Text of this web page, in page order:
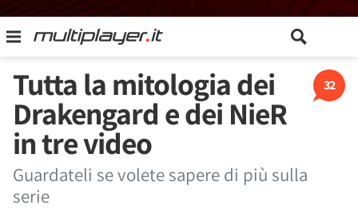
32
Tutta la mitologia dei
Drakengard e dei NieR
in tre video
Guardateli se volete sapere di più sulla
serie